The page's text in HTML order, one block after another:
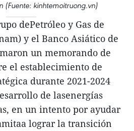
(Fuente: kinhtemoitruong.vn)
dePetróleo y Gas de
y el Banco Asiático de
un memorando de
el establecimiento de
durante 2021-2024
de lasenergías
en un intento por ayudar
lograr la transición